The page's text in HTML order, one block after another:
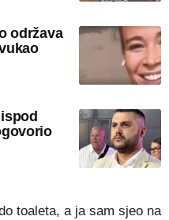
održava
toaleta, a ja sam sjeo na